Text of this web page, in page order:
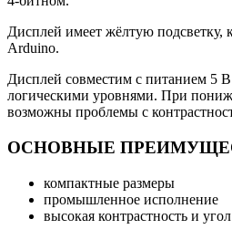
Дисплей имеет жёлтую подсветку,
Arduino.
Дисплей совместим с питанием 5
логическими уровнями. При
возможны проблемы с
ОСНОВНЫЕ
компактные размеры
промышленное исполнение
высокая контрастность и